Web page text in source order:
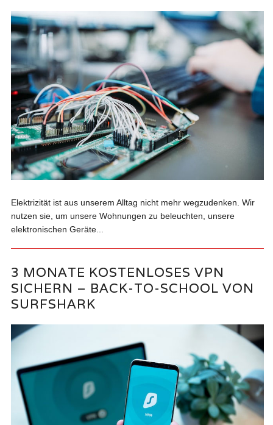
Elektrizität ist aus unserem Alltag nicht mehr wegzudenken. Wir
nutzen sie, um unsere Wohnungen zu beleuchten, unsere
elektronischen Geräte...
3 MONATE KOSTENLOSES VPN
SICHERN – BACK-TO-SCHOOL VON
SURFSHARK